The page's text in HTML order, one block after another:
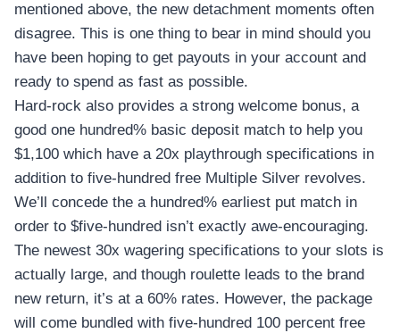
mentioned above, the new detachment moments often
disagree. This is one thing to bear in mind should you
have been hoping to get payouts in your account and
ready to spend as fast as possible.
Hard-rock also provides a strong welcome bonus, a
good one hundred% basic deposit match to help you
$1,100 which have a 20x playthrough specifications in
addition to five-hundred free Multiple Silver revolves.
We’ll concede the a hundred% earliest put match in
order to $five-hundred isn’t exactly awe-encouraging.
The newest 30x wagering specifications to your slots is
actually large, and though roulette leads to the brand
new return, it’s at a 60% rates. However, the package
will come bundled with five-hundred 100 percent free